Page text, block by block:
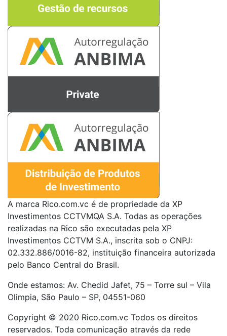
A marca Rico.com.vc é de propriedade da XP
Investimentos CCTVMQA S.A. Todas as operações
realizadas na Rico são executadas pela XP
Investimentos CCTVM S.A., inscrita sob o CNPJ:
02.332.886/0016-82, instituição financeira autorizada
pelo Banco Central do Brasil.
Onde estamos: Av. Chedid Jafet, 75 – Torre sul – Vila
Olimpia, São Paulo – SP, 04551-060
Copyright © 2020 Rico.com.vc Todos os direitos
reservados. Toda comunicação através da rede